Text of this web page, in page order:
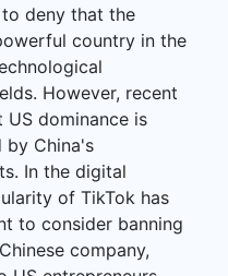
deny that the
country in the
However, recent
dominance is
by China's
In the digital
of TikTok has
to consider banning
company,